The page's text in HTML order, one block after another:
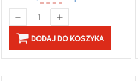
DODAJ DO KOSZYKA